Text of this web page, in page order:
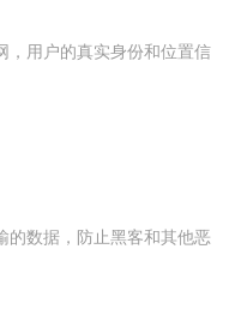
，用户的真实身份和位置信
的数据，防止黑客和其他恶